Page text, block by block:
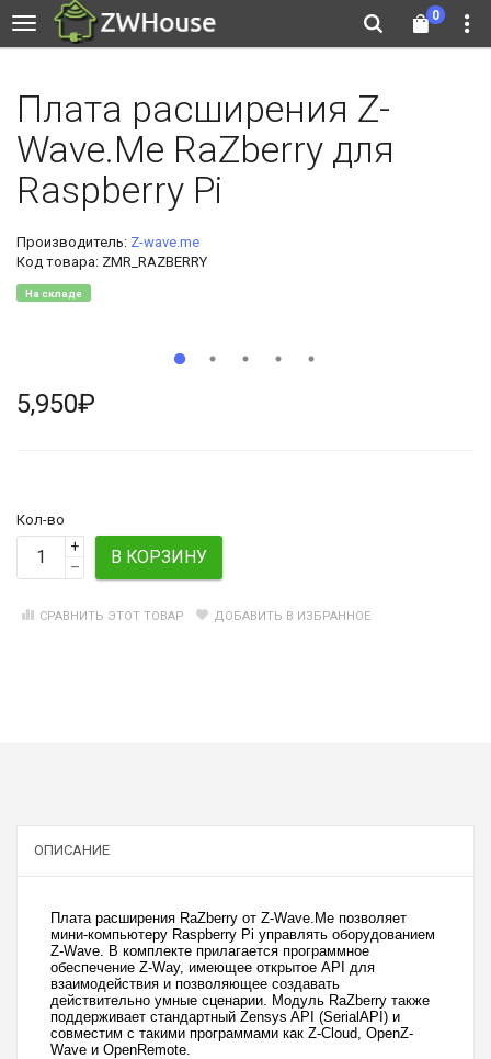
0
Плата расширения Z-
Wave.Me RaZberry для
Raspberry Pi
Производитель: Z-wave.me
Код товара: ZMR_RAZBERRY
На складе
5,950₽
Кол-во
+
–
В КОРЗИНУ
СРАВНИТЬ ЭТОТ ТОВАР ДОБАВИТЬ В ИЗБРАННОЕ
ОПИСАНИЕ
Плата расширения RaZberry от Z-Wave.Me позволяет
мини-компьютеру Raspberry Pi управлять оборудованием
Z-Wave. В комплекте прилагается программное
обеспечение Z-Way, имеющее открытое API для
взаимодействия и позволяющее создавать
действительно умные сценарии. Модуль RaZberry также
поддерживает стандартный Zensys API (SerialAPI) и
совместим с такими программами как Z-Cloud, OpenZ-
Wave и OpenRemote.